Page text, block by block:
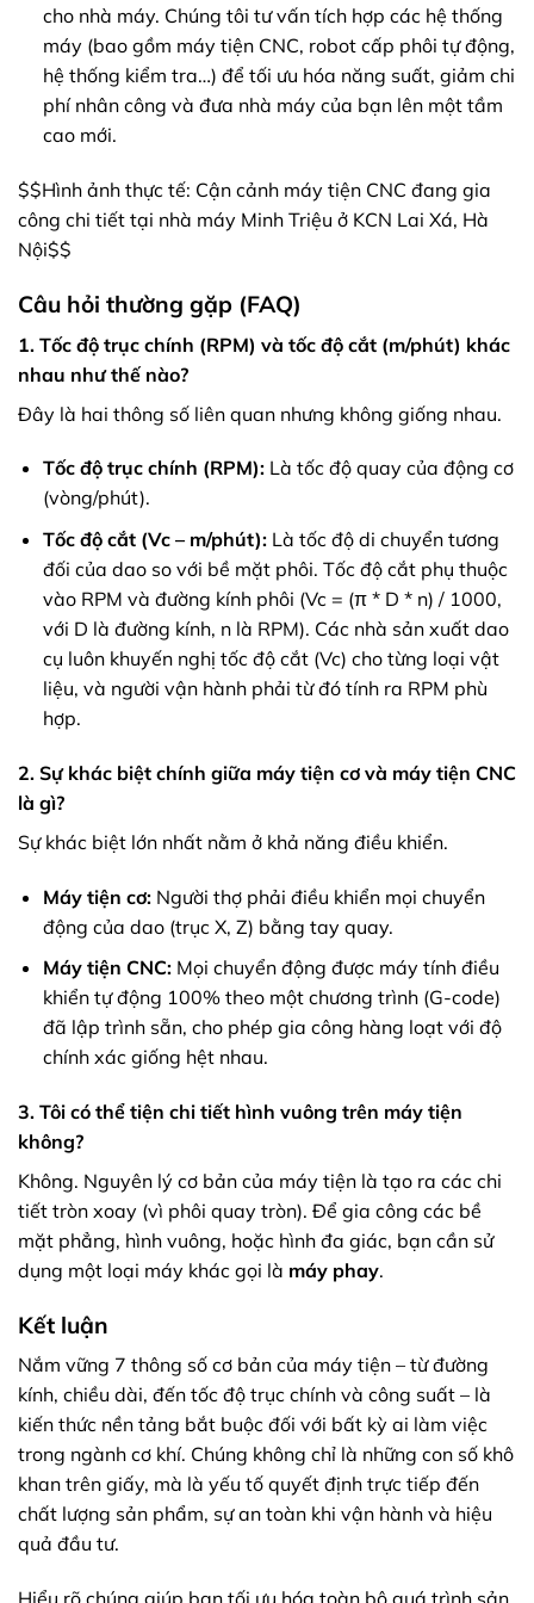
cho nhà máy. Chúng tôi tư vấn tích hợp các hệ thống
máy (bao gồm máy tiện CNC, robot cấp phôi tự động,
hệ thống kiểm tra…) để tối ưu hóa năng suất, giảm chi
phí nhân công và đưa nhà máy của bạn lên một tầm
cao mới.
$$Hình ảnh thực tế: Cận cảnh máy tiện CNC đang gia
công chi tiết tại nhà máy Minh Triệu ở KCN Lai Xá, Hà
Nội$$
Câu hỏi thường gặp (FAQ)
1. Tốc độ trục chính (RPM) và tốc độ cắt (m/phút) khác
nhau như thế nào?
Đây là hai thông số liên quan nhưng không giống nhau.
Tốc độ trục chính (RPM):Là tốc độ quay của động cơ
(vòng/phút).
Tốc độ cắt (Vc – m/phút):Là tốc độ di chuyển tương
đối của dao so với bề mặt phôi. Tốc độ cắt phụ thuộc
vào RPM và đường kính phôi (Vc = (π * D * n) / 1000,
với D là đường kính, n là RPM). Các nhà sản xuất dao
cụ luôn khuyến nghị tốc độ cắt (Vc) cho từng loại vật
liệu, và người vận hành phải từ đó tính ra RPM phù
hợp.
2. Sự khác biệt chính giữa máy tiện cơ và máy tiện CNC
là gì?
Sự khác biệt lớn nhất nằm ở khả năng điều khiển.
Máy tiện cơ:Người thợ phải điều khiển mọi chuyển
động của dao (trục X, Z) bằng tay quay.
Máy tiện CNC:Mọi chuyển động được máy tính điều
khiển tự động 100% theo một chương trình (G-code)
đã lập trình sẵn, cho phép gia công hàng loạt với độ
chính xác giống hệt nhau.
3. Tôi có thể tiện chi tiết hình vuông trên máy tiện
không?
Không. Nguyên lý cơ bản của máy tiện là tạo ra các chi
tiết tròn xoay (vì phôi quay tròn). Để gia công các bề
mặt phẳng, hình vuông, hoặc hình đa giác, bạn cần sử
dụng một loại máy khác gọi là máy phay.
Kết luận
Nắm vững 7 thông số cơ bản của máy tiện – từ đường
kính, chiều dài, đến tốc độ trục chính và công suất – là
kiến thức nền tảng bắt buộc đối với bất kỳ ai làm việc
trong ngành cơ khí. Chúng không chỉ là những con số khô
khan trên giấy, mà là yếu tố quyết định trực tiếp đến
chất lượng sản phẩm, sự an toàn khi vận hành và hiệu
quả đầu tư.